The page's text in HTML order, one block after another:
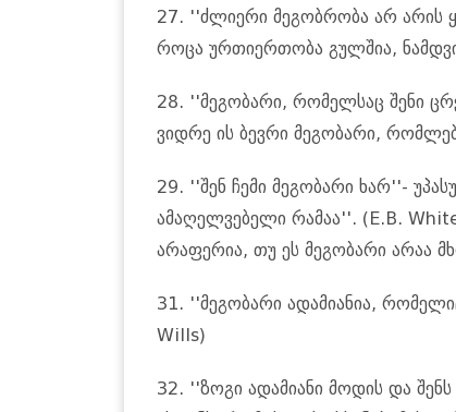
27. ''ძლიერი მეგობრობა არ არის
როცა ურთიერთობა გულშია,
28. ''მეგობარი, რომელსაც შენი
ვიდრე ის ბევრი მეგობარი,
29. ''შენ ჩემი მეგობარი ხარ''-
ამაღელვებელი რამაა''. (E.B.
არაფერია, თუ ეს მეგობარი
31. ''მეგობარი ადამიანია,
Wills)
32. ''ზოგი ადამიანი მოდის და